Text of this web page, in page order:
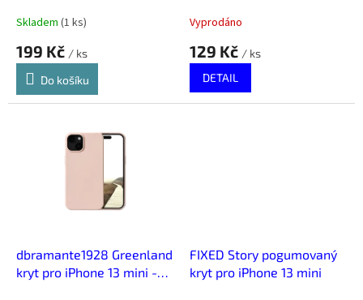
Skladem (1 ks)
199 Kč / ks
Do košíku
Vyprodáno
129 Kč / ks
DETAIL
dbramante1928 Greenland
kryt pro iPhone 13 mini -
FIXED Story pogumovaný
kryt pro iPhone 13 mini